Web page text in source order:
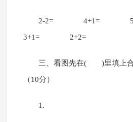
2-2= 4+1=
3+1= 2+2=
三、看图先在( )里填上合
（10分）
1.